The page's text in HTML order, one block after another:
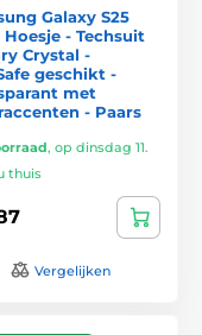
Galaxy S25
Hoesje - Techsuit
Crystal -
geschikt -
met
- Paars
, op dinsdag 11.
thuis
Vergelijken